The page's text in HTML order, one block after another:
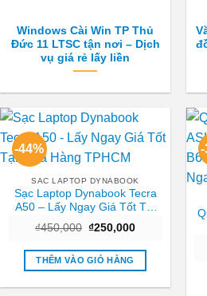
Windows Cài Win TP Thủ
Đức 11 LTSC tận nơi – Dịch
vụ giá rẻ lấy liền
-44%
SAC LAPTOP DYNABOOK
Sạc Laptop Dynabook Tecra
A50 – Lấy Ngay Giá Tốt Tại
Cửa Hàng TPHCM
₫450,000 Giá
là:
₫450,000.
₫250,000Giá
tại
₫250,000.
THÊM VÀO GIỎ HÀNG